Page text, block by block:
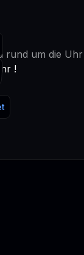
rund um die
!